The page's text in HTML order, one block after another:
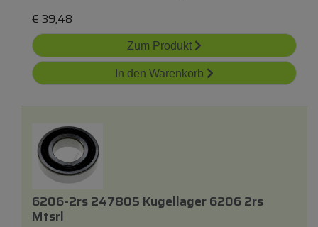
€ 39,48
Zum Produkt
In den Warenkorb
6206-2rs 247805 Kugellager 6206 2rs
Mtsrl